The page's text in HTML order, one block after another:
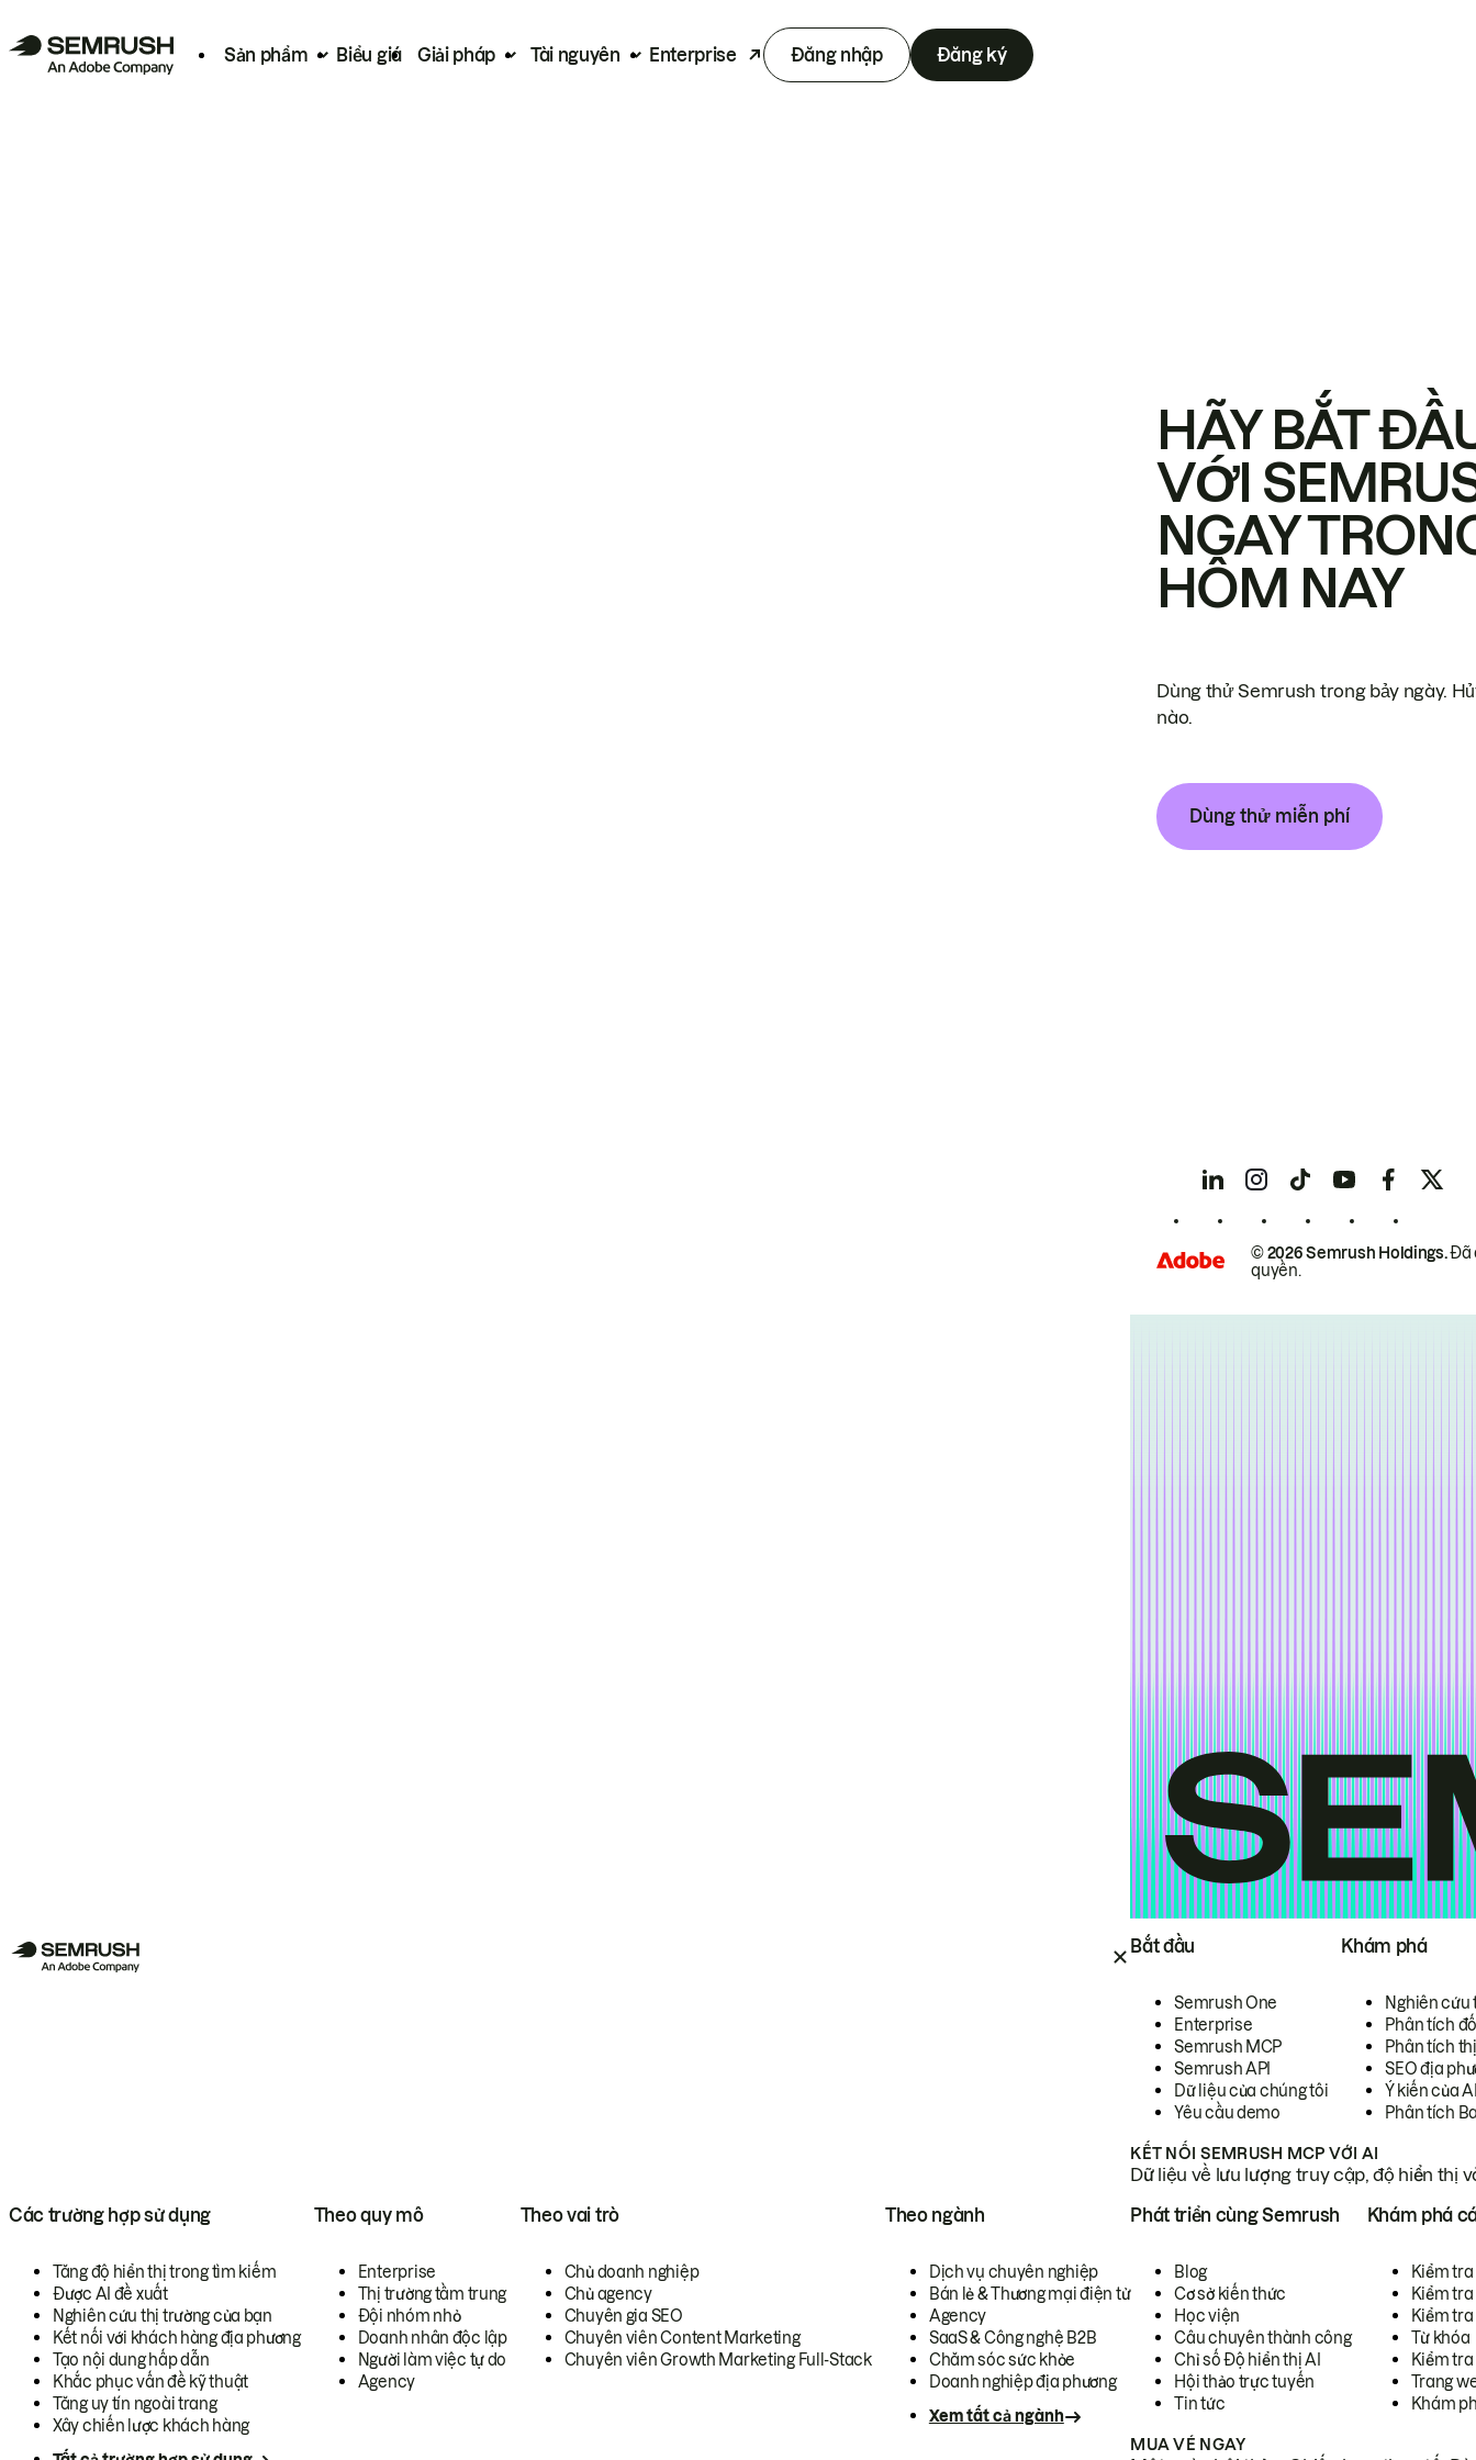
Sản phẩm Biểu giá Giải pháp Tài nguyên Enterprise Đăng nhập Đăng ký
Bắt đầu
Semrush One
Enterprise
Semrush MCP
Semrush API
Dữ liệu của chúng tôi
Yêu cầu demo
Khám phá
Nghiên cứu
Phân tích
Phân tích
SEO địa
Ý kiến của
Phân tích
KẾT NỐI SEMRUSH MCP VỚI AI
Dữ liệu về lưu lượng truy cập, độ hiển thị
Các trường hợp sử dụng
Tăng độ hiển thị trong tìm kiếm
Được AI đề xuất
Nghiên cứu thị trường của bạn
Kết nối với khách hàng địa phương
Tạo nội dung hấp dẫn
Khắc phục vấn đề kỹ thuật
Tăng uy tín ngoài trang
Xây chiến lược khách hàng
Theo quy mô
Enterprise
Thị trường tầm trung
Đội nhóm nhỏ
Doanh nhân độc lập
Người làm việc tự do
Agency
Theo vai trò
Chủ doanh nghiệp
Chủ agency
Chuyên gia SEO
Chuyên viên Content Marketing
Chuyên viên Growth Marketing Full-Stack
Theo ngành
Dịch vụ chuyên nghiệp
Bán lẻ & Thương mại điện tử
Agency
SaaS & Công nghệ B2B
Chăm sóc sức khỏe
Doanh nghiệp địa phương
Xem tất cả ngành
Phát triển cùng Semrush
Blog
Cơ sở kiến thức
Học viện
Câu chuyên thành công
Chỉ số Độ hiển thị AI
Hội thảo trực tuyến
Tin tức
Khám phá
Kiểm
Kiểm tra
Kiểm
Từ khóa
Kiểm
Trang
Khám
MUA VÉ NGAY
HÃY BẮT
VỚI
NGAY
HÔM NAY
Dùng thử Semrush trong bảy ngày.
nào.
Dùng thử miễn phí
© 2026 Semrush Holdings.Đã
quyền.